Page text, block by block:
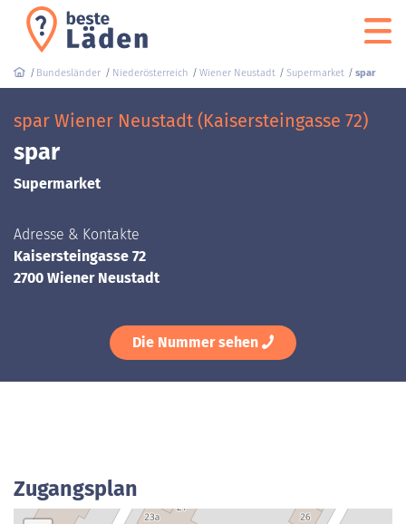
Bundesländer Niederösterreich Wiener Neustadt Supermarket spar
spar Wiener Neustadt (Kaisersteingasse 72)
spar
Supermarket
Adresse & Kontakte
Kaisersteingasse 72
2700 Wiener Neustadt
Die Nummer sehen
Zugangsplan